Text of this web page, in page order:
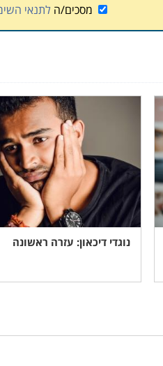
מקצועית ולאנשי עסקים
לעולם העסקים השונים,
בהיכרות עם המטופל, אבחון
שונים ובלתי צפויים שכן,
ניתנים שיעורי העשרה
קדימה ולאפשר לו לממש את
כך שהעסק יצמח וישגשג כלפי
יעוץ בהתאם לתכנית פעולה
בפניו באותה נקודת זמן.
מסכים/הלתנאי
נוגדי דיכאון: עזרה ראשונה